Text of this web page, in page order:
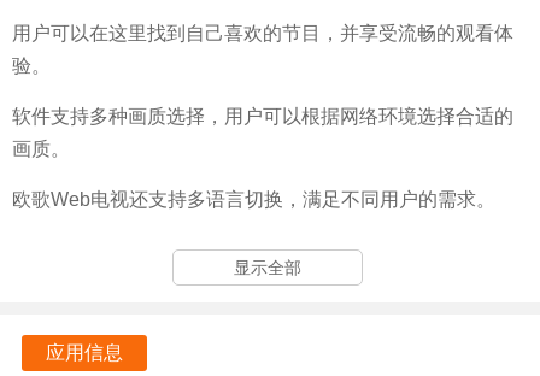
用户可以在这里找到自己喜欢的节目，并享受流畅的观看体
验。
软件支持多种画质选择，用户可以根据网络环境选择合适的
画质。
欧歌Web电视还支持多语言切换，满足不同用户的需求。
欧歌Web电视软件亮点
软件会实时更新节目数据，确保用户不会错过任何精彩内
显示全部
应用信息